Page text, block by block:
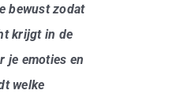
bewust zodat
krijgt in de
je emoties en
welke